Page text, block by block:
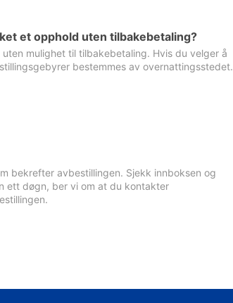
et opphold uten tilbakebetaling?
mulighet til tilbakebetaling. Hvis du velger å
bestemmes av overnattingsstedet.
bekrefter avbestillingen. Sjekk innboksen og
ett døgn, ber vi om at du kontakter